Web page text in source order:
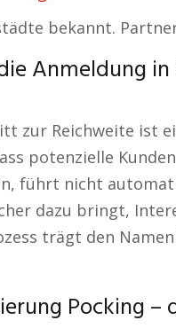
bekannt.
Anmeldung in
zur Reichweite ist
potenzielle
führt nicht
dazu bringt,
trägt den
Pocking